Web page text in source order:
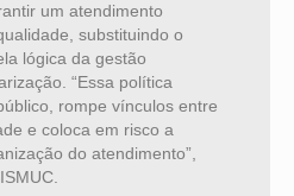
um atendimento
substituindo o
lógica da gestão
“Essa política
rompe vínculos entre
e coloca em risco a
do atendimento”,